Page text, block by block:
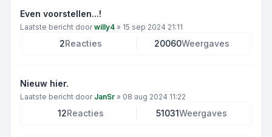
Even voorstellen...!
Laatste bericht doorwilly4 » 15 sep 2024 21:11
2Reacties 20060Weergaves
Nieuw hier.
Laatste bericht door JanSr » 08 aug 2024 11:22
12Reacties 51031Weergaves